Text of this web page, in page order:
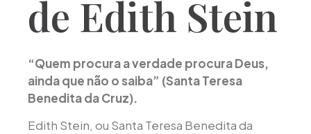
de Edith Stein
“Quem procura a verdade procura Deus,
ainda que não o saiba” (Santa Teresa
Benedita da Cruz).
Edith Stein, ou Santa Teresa Benedita da